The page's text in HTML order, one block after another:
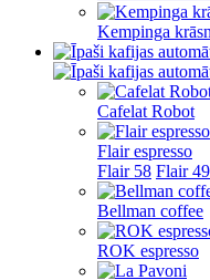
Kempinga
Cafelat Robot
Flair espresso
Flair 58 Flair
Bellman coffee
ROK espresso